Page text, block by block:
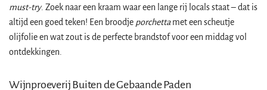
must-try. Zoek naar een kraam waar een lange rij locals staat – dat is
altijd een goed teken! Een broodje porchettamet een scheutje
olijfolie en wat zout is de perfecte brandstof voor een middag vol
ontdekkingen.
Wijnproeverij Buiten de Gebaande Paden